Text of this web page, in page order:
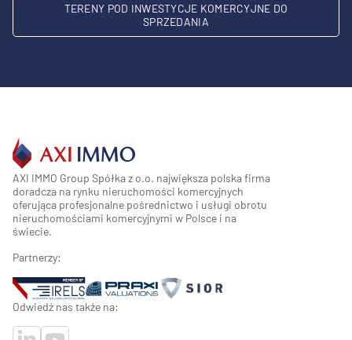
TERENY POD INWESTYCJE KOMERCYJNE DO
SPRZEDANIA
AXI IMMO Group Spółka z o.o. największa polska firma
doradcza na rynku nieruchomości komercyjnych
oferująca profesjonalne pośrednictwo i usługi obrotu
nieruchomościami komercyjnymi w Polsce i na
świecie.
Partnerzy:
Odwiedź nas także na: